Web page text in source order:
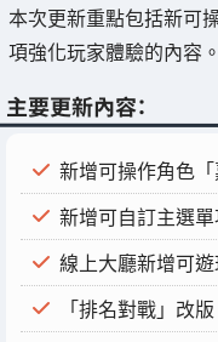
本次更新重點包括新可
項強化玩家體驗的內容。
主要更新內容：
新增可操作角色「
新增可自訂主選
線上大廳新增可
「排名對戰」改版